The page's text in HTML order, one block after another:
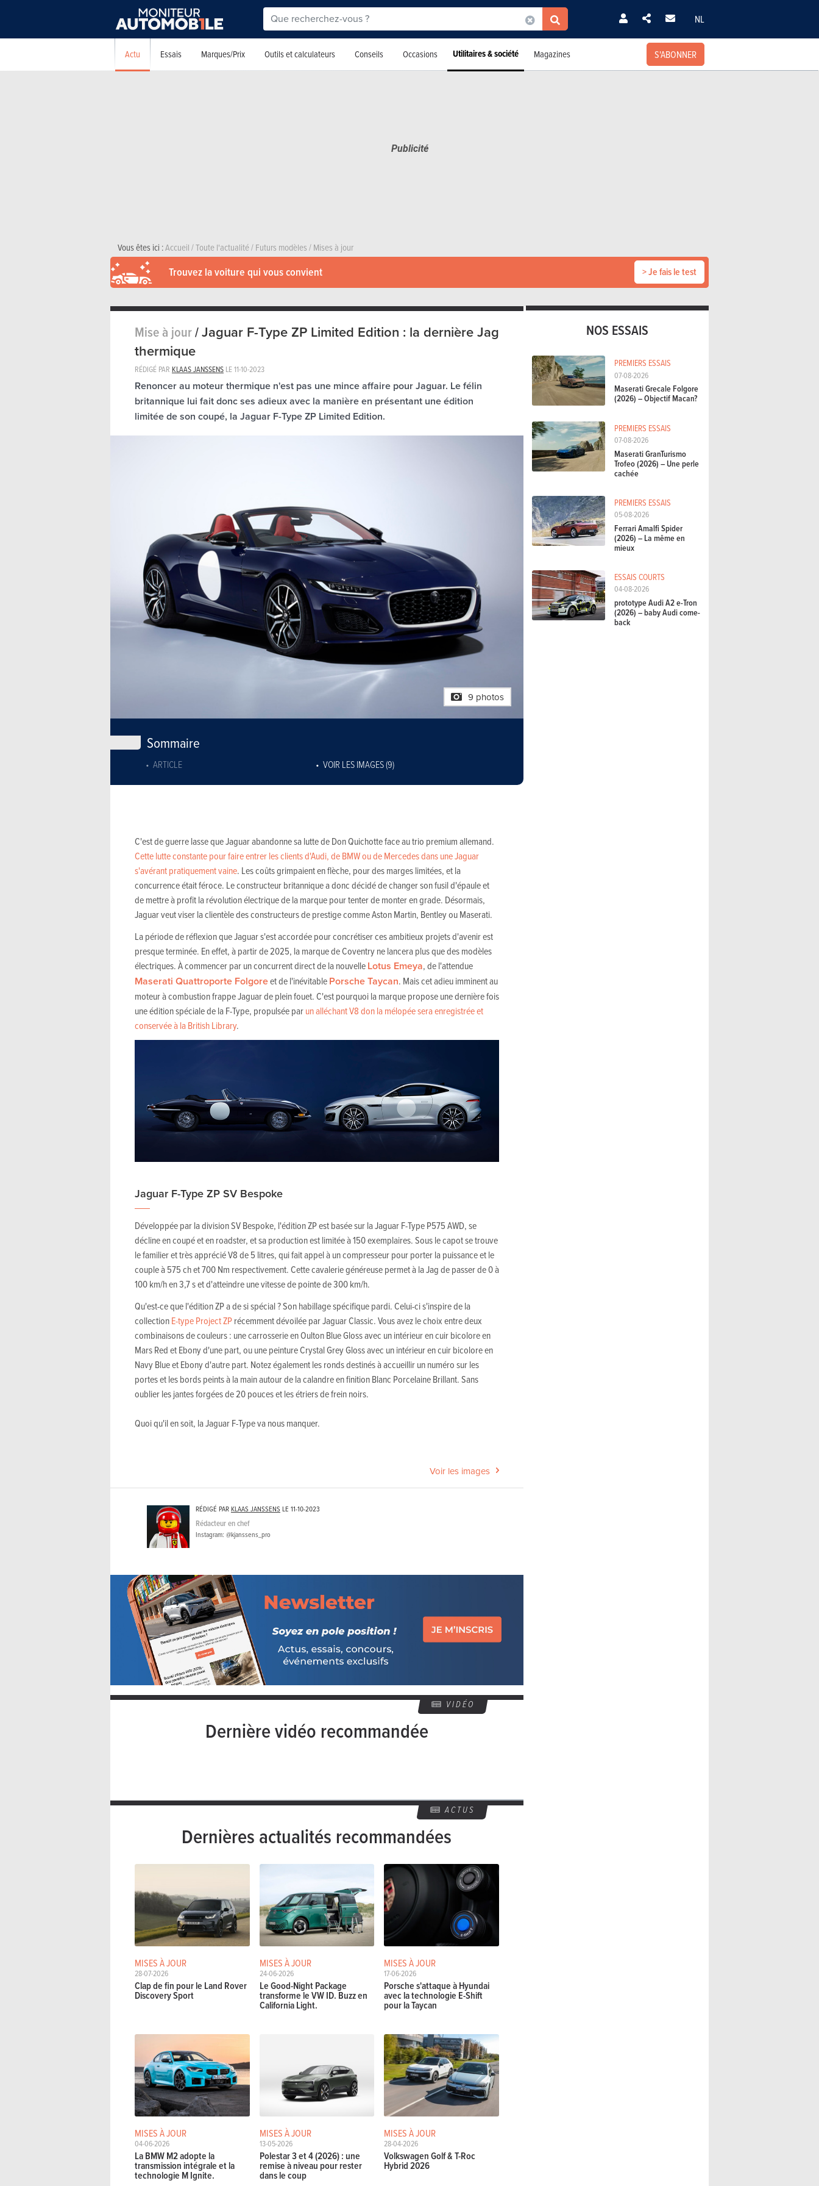
NL
Actu Essais Marques/Prix Outils et calculateurs Conseils Occasions Utilitaires & société Magazines S'ABONNER
Vous êtes ici :Accueil/Toute l'actualité/Futurs modèles/Mises à jour
Trouvez la voiture qui vous convient > Je fais le test
Mise à jour/Jaguar F-Type ZP Limited Edition : la dernière Jag
thermique
RÉDIGÉ PAR KLAAS JANSSENS LE11-10-2023
Renoncer au moteur thermique n'est pas une mince affaire pour Jaguar. Le félin
britannique lui fait donc ses adieux avec la manière en présentant une édition
limitée de son coupé, la Jaguar F-Type ZP Limited Edition.
9 photos
Sommaire
ARTICLE VOIR LES IMAGES (9)
C'est de guerre lasse que Jaguar abandonne sa lutte de Don Quichotte face au trio premium allemand.
Cette lutte constante pour faire entrer les clients d'Audi, de BMW ou de Mercedes dans une Jaguar
s'avérant pratiquement vaine. Les coûts grimpaient en flèche, pour des marges limitées, et la
concurrence était féroce. Le constructeur britannique a donc décidé de changer son fusil d'épaule et
de mettre à profit la révolution électrique de la marque pour tenter de monter en grade. Désormais,
Jaguar veut viser la clientèle des constructeurs de prestige comme Aston Martin, Bentley ou Maserati.
La période de réflexion que Jaguar s'est accordée pour concrétiser ces ambitieux projets d'avenir est
presque terminée. En effet, à partir de 2025, la marque de Coventry ne lancera plus que des modèles
électriques. À commencer par un concurrent direct de la nouvelleLotus Emeya, de l'attendue
Maserati Quattroporte Folgoreet de l'inévitablePorsche Taycan. Mais cet adieu imminent au
moteur à combustion frappe Jaguar de plein fouet. C'est pourquoi la marque propose une dernière fois
une édition spéciale de la F-Type, propulsée parun alléchant V8 don la mélopée sera enregistrée et
conservée à la British Library.
Jaguar F-Type ZP SV Bespoke
Développée par la division SV Bespoke, l'édition ZP est basée sur la Jaguar F-Type P575 AWD, se
décline en coupé et en roadster, et sa production est limitée à 150 exemplaires. Sous le capot se trouve
le familier et très apprécié V8 de 5 litres, qui fait appel à un compresseur pour porter la puissance et le
couple à 575 ch et 700 Nm respectivement. Cette cavalerie généreuse permet à la Jag de passer de 0 à
100 km/h en 3,7 s et d'atteindre une vitesse de pointe de 300 km/h.
Qu'est-ce que l'édition ZP a de si spécial ? Son habillage spécifique pardi. Celui-ci s'inspire de la
collectionE-type Project ZPrécemment dévoilée par Jaguar Classic. Vous avez le choix entre deux
combinaisons de couleurs : une carrosserie en Oulton Blue Gloss avec un intérieur en cuir bicolore en
Mars Red et Ebony d'une part, ou une peinture Crystal Grey Gloss avec un intérieur en cuir bicolore en
Navy Blue et Ebony d'autre part. Notez également les ronds destinés à accueillir un numéro sur les
portes et les bords peints à la main autour de la calandre en finition Blanc Porcelaine Brillant. Sans
oublier les jantes forgées de 20 pouces et les étriers de frein noirs.
Quoi qu'il en soit, la Jaguar F-Type va nous manquer.
Voir les images
RÉDIGÉ PARKLAAS JANSSENS LE 11-10-2023
Rédacteur en chef
Instagram: @kjanssens_pro
VIDÉO
Dernière vidéo recommandée
ACTUS
Dernières actualités recommandées
MISES À JOUR
28-07-2026
Clap de fin pour le Land Rover
Discovery Sport
MISES À JOUR
24-06-2026
Le Good-Night Package
transforme le VW ID. Buzz en
California Light.
MISES À JOUR
17-06-2026
Porsche s'attaque à Hyundai
avec la technologie E-Shift
pour la Taycan
MISES À JOUR
04-06-2026
La BMW M2 adopte la
transmission intégrale et la
technologie M Ignite.
MISES À JOUR
13-05-2026
Polestar 3 et 4 (2026) : une
remise à niveau pour rester
dans le coup
MISES À JOUR
28-04-2026
Volkswagen Golf & T-Roc
Hybrid 2026
NOS ESSAIS
PREMIERS ESSAIS
07-08-2026
Maserati Grecale Folgore
(2026) – Objectif Macan?
PREMIERS ESSAIS
07-08-2026
Maserati GranTurismo
Trofeo (2026) – Une perle
cachée
PREMIERS ESSAIS
05-08-2026
Ferrari Amalfi Spider
(2026) – La même en
mieux
ESSAIS COURTS
04-08-2026
prototype Audi A2 e-Tron
(2026) – baby Audi come-
back